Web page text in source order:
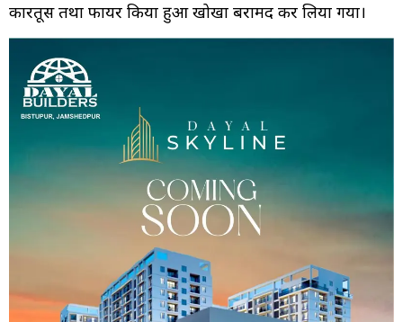
कारतूस तथा फायर किया हुआ खोखा बरामद कर लिया गया।